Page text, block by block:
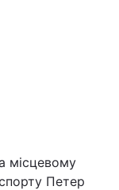
місцевому
спорту Петер